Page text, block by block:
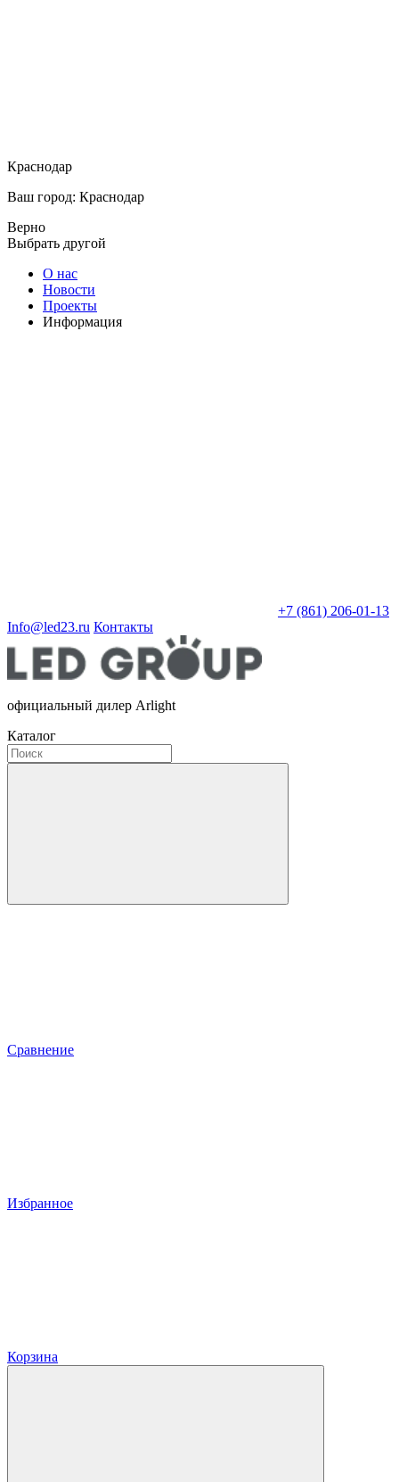
Краснодар
Ваш город: Краснодар
Верно
Выбрать другой
О нас
Новости
Проекты
Информация
+7 (861) 206-01-13
Info@led23.ru Контакты
официальный дилер Arlight
Каталог
Сравнение
Избранное
Корзина